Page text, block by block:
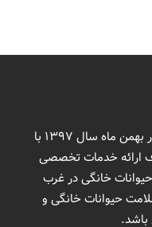
کلینیک دامپزشکی و پت شاپ مدیک در بهمن ماه سال 1397 با
ارائه خدمات تخصصی
خانگی در غرب
حیوانات خانگی و